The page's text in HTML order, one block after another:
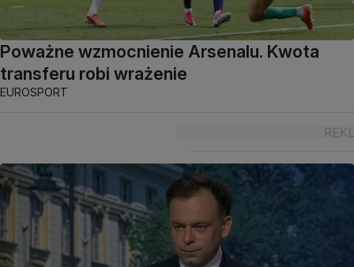
Poważne wzmocnienie Arsenalu. Kwota
transferu robi wrażenie
EUROSPORT